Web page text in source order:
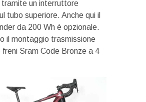
un interruttore
tubo superiore. Anche qui il
da 200 Wh è opzionale.
il montaggio trasmissione
freni Sram Code Bronze a 4